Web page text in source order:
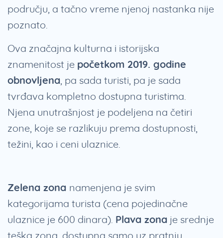
području, a tačno vreme njenoj nastanka nije
poznato.
Ova značajna kulturna i istorijska
znamenitost je početkom 2019. godine
obnovljena, pa sada turisti, pa je sada
tvrđava kompletno dostupna turistima.
Njena unutrašnjost je podeljena na četiri
zone, koje se razlikuju prema dostupnosti,
težini, kao i ceni ulaznice.
Zelena zona namenjena je svim
kategorijama turista (cena pojedinačne
ulaznice je 600 dinara). Plava zona je srednje
teška zona, dostupna samo uz pratnju